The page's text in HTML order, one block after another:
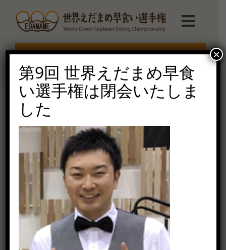
content
選手権TOP
選手権について
えだまめmarche
ルール説明
ご協賛受付
お問い合せ
野崎さん
2020年9月5日（土）
第9回 世界えだまめ早食
い選手権は閉会いたしま
した
×